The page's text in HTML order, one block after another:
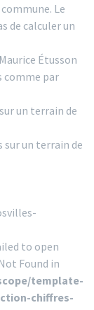
Le
de calculer un
Étusson
comme par
un terrain de
sur un terrain de
to open
Found in
template-
chiffres-